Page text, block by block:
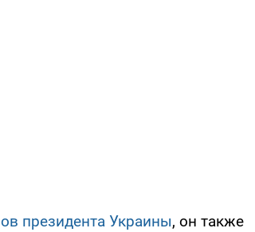
президента Украины, он также